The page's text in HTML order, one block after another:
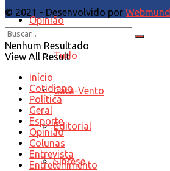
Opinião
Tudo
Cata-Vento
Editorial
Síntese
© 2021 - Desenvolvido por
Nenhum Resultado
View All Result
Início
Cotidiano
Política
Geral
Esporte
Opinião
Colunas
Entrevista
Entretenimento